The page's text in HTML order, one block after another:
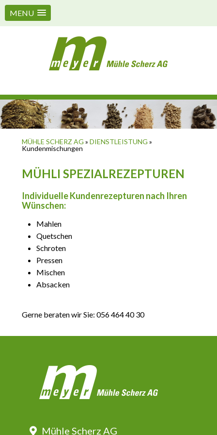
MENU
MÜHLE SCHERZ AG » DIENSTLEISTUNG »
Kundenmischungen
MÜHLI SPEZIALREZEPTUREN
Individuelle Kundenrezepturen nach Ihren
Wünschen:
Mahlen
Quetschen
Schroten
Pressen
Mischen
Absacken
Gerne beraten wir Sie: 056 464 40 30
Mühle Scherz AG